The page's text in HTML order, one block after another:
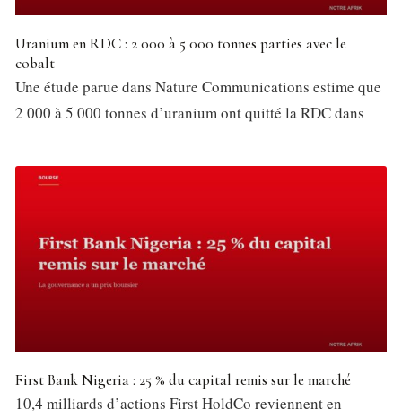
Uranium en RDC : 2 000 à 5 000 tonnes parties avec le
cobalt
Une étude parue dans Nature Communications estime que
2 000 à 5 000 tonnes d’uranium ont quitté la RDC dans
First Bank Nigeria : 25 % du capital remis sur le marché
10,4 milliards d’actions First HoldCo reviennent en